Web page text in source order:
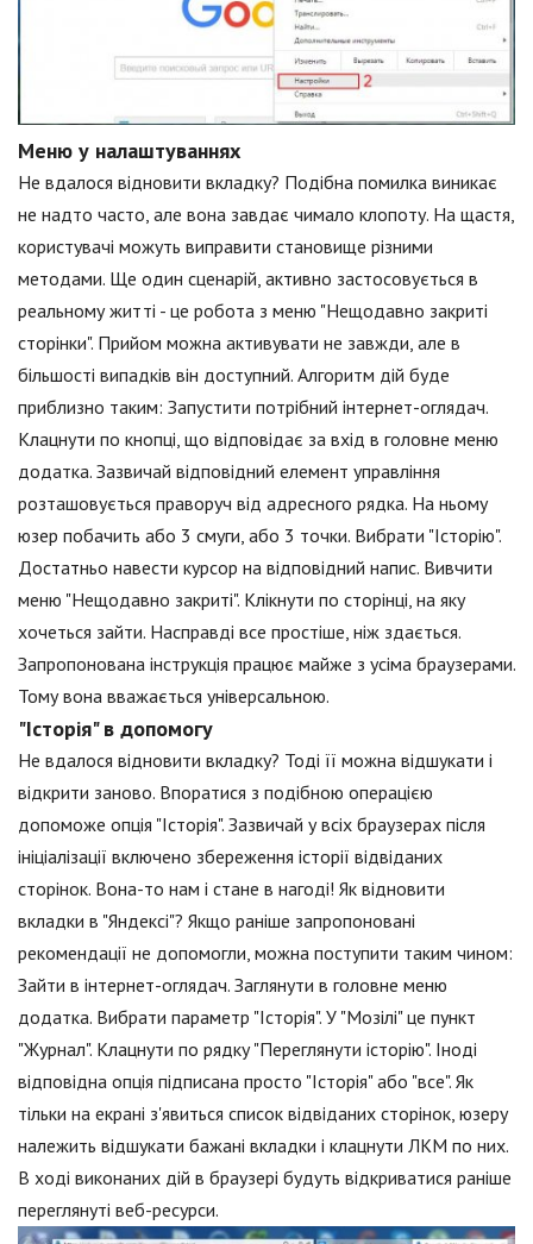
Меню у налаштуваннях
Не вдалося відновити вкладку? Подібна помилка виникає
не надто часто, але вона завдає чимало клопоту. На щастя,
користувачі можуть виправити становище різними
методами. Ще один сценарій, активно застосовується в
реальному житті - це робота з меню "Нещодавно закриті
сторінки". Прийом можна активувати не завжди, але в
більшості випадків він доступний. Алгоритм дій буде
приблизно таким: Запустити потрібний інтернет-оглядач.
Клацнути по кнопці, що відповідає за вхід в головне меню
додатка. Зазвичай відповідний елемент управління
розташовується праворуч від адресного рядка. На ньому
юзер побачить або 3 смуги, або 3 точки. Вибрати "Історію".
Достатньо навести курсор на відповідний напис. Вивчити
меню "Нещодавно закриті". Клікнути по сторінці, на яку
хочеться зайти. Насправді все простіше, ніж здається.
Запропонована інструкція працює майже з усіма браузерами.
Тому вона вважається універсальною.
"Історія" в допомогу
Не вдалося відновити вкладку? Тоді її можна відшукати і
відкрити заново. Впоратися з подібною операцією
допоможе опція "Історія". Зазвичай у всіх браузерах після
ініціалізації включено збереження історії відвіданих
сторінок. Вона-то нам і стане в нагоді! Як відновити
вкладки в "Яндексі"? Якщо раніше запропоновані
рекомендації не допомогли, можна поступити таким чином:
Зайти в інтернет-оглядач. Заглянути в головне меню
додатка. Вибрати параметр "Історія". У "Мозілі" це пункт
"Журнал". Клацнути по рядку "Переглянути історію". Іноді
відповідна опція підписана просто "Історія" або "все". Як
тільки на екрані з'явиться список відвіданих сторінок, юзеру
належить відшукати бажані вкладки і клацнути ЛКМ по них.
В ході виконаних дій в браузері будуть відкриватися раніше
переглянуті веб-ресурси.